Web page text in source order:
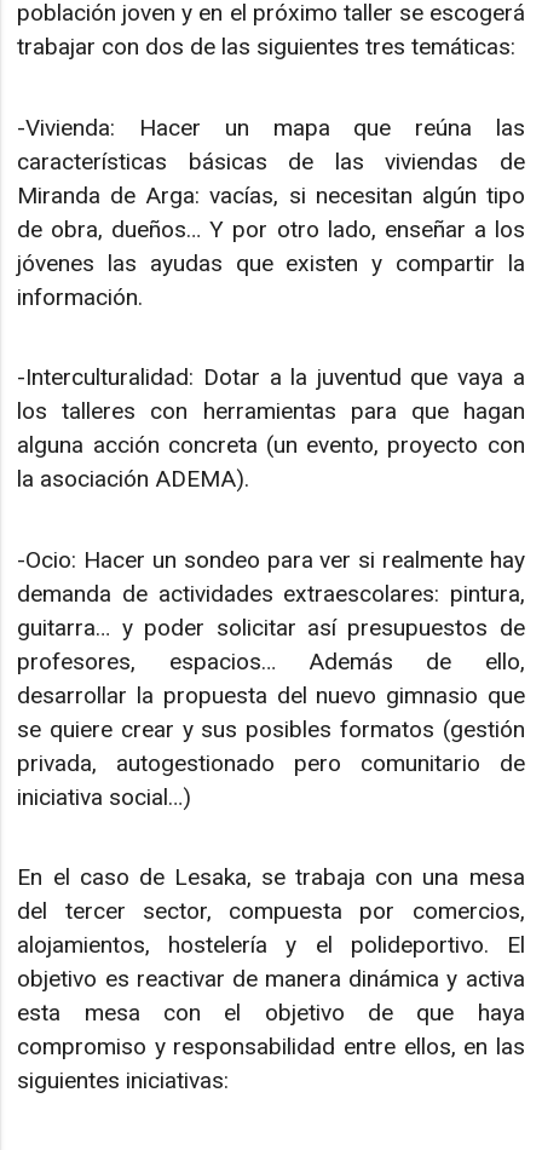
población joven y en el próximo taller se escogerá
trabajar con dos de las siguientes tres temáticas:
-Vivienda: Hacer un mapa que reúna las
características básicas de las viviendas de
Miranda de Arga: vacías, si necesitan algún tipo
de obra, dueños… Y por otro lado, enseñar a los
jóvenes las ayudas que existen y compartir la
información.
-Interculturalidad: Dotar a la juventud que vaya a
los talleres con herramientas para que hagan
alguna acción concreta (un evento, proyecto con
la asociación ADEMA).
-Ocio: Hacer un sondeo para ver si realmente hay
demanda de actividades extraescolares: pintura,
guitarra… y poder solicitar así presupuestos de
profesores, espacios… Además de ello,
desarrollar la propuesta del nuevo gimnasio que
se quiere crear y sus posibles formatos (gestión
privada, autogestionado pero comunitario de
iniciativa social…)
En el caso de Lesaka, se trabaja con una mesa
del tercer sector, compuesta por comercios,
alojamientos, hostelería y el polideportivo. El
objetivo es reactivar de manera dinámica y activa
esta mesa con el objetivo de que haya
compromiso y responsabilidad entre ellos, en las
siguientes iniciativas: